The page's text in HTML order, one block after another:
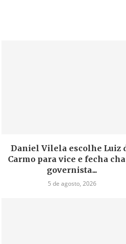
Daniel Vilela escolhe Luiz
Carmo para vice e fecha
governista...
5 de agosto, 2026